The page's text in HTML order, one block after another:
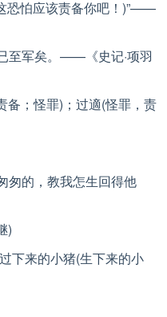
恐怕应该责备你吧！)”——
至军矣。——《史记·项羽
备；怪罪)；过適(怪罪，责
匆的，教我怎生回得他
)
下来的小猪(生下来的小